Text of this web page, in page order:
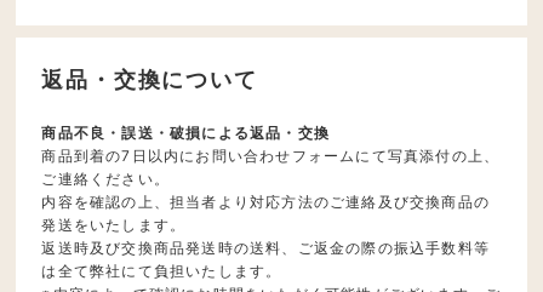
返品・交換について
商品不良・誤送・破損による返品・交換
商品到着の7日以内にお問い合わせフォームにて写真添付の上、
ご連絡ください。
内容を確認の上、担当者より対応方法のご連絡及び交換商品の
発送をいたします。
返送時及び交換商品発送時の送料、ご返金の際の振込手数料等
は全て弊社にて負担いたします。